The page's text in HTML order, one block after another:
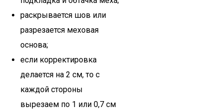
раскрывается шов или
разрезается меховая
основа;
если корректировка
делается на 2 см, то с
каждой стороны
вырезаем по 1 или 0,7 см